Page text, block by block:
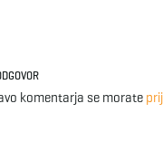
komentarja se morate